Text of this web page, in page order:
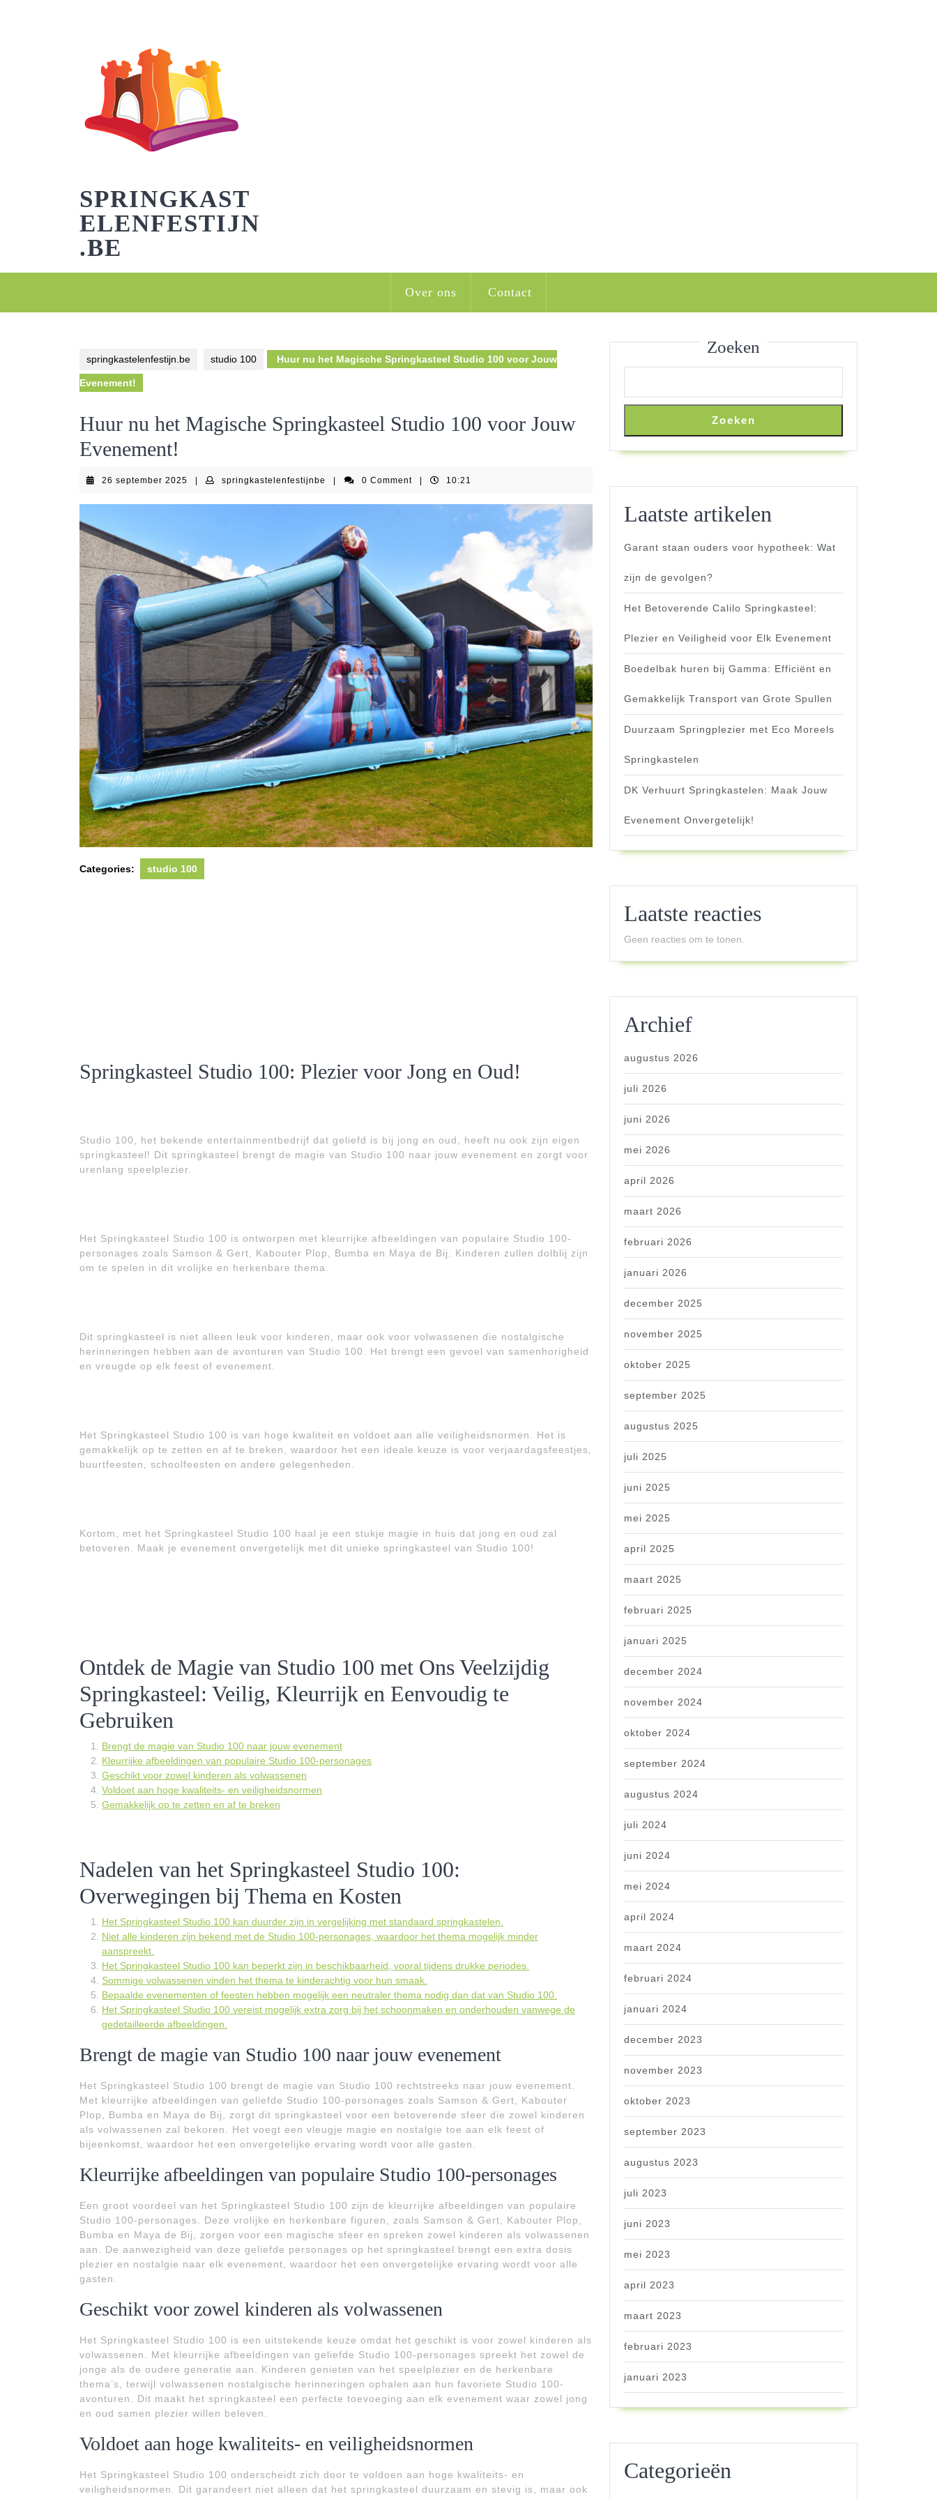
SPRINGKAST
ELENFESTIJN
.BE
Over ons Contact
springkastelenfestijn.be studio 100 Huur nu het Magische Springkasteel Studio 100 voor Jouw
Evenement!
Huur nu het Magische Springkasteel Studio 100 voor Jouw
Evenement!
26 september 2025 26
2025
springkastelenfestijnbe springkastelenfestijnbe
0 Comment 10:21
Categories: studio 100
Springkasteel Studio 100: Plezier voor Jong en Oud!
Studio 100, het bekende entertainmentbedrijf dat geliefd is bij jong en oud, heeft nu ook zijn eigen
springkasteel! Dit springkasteel brengt de magie van Studio 100 naar jouw evenement en zorgt voor
urenlang speelplezier.
Het Springkasteel Studio 100 is ontworpen met kleurrijke afbeeldingen van populaire Studio 100-
personages zoals Samson & Gert, Kabouter Plop, Bumba en Maya de Bij. Kinderen zullen dolblij zijn
om te spelen in dit vrolijke en herkenbare thema.
Dit springkasteel is niet alleen leuk voor kinderen, maar ook voor volwassenen die nostalgische
herinneringen hebben aan de avonturen van Studio 100. Het brengt een gevoel van samenhorigheid
en vreugde op elk feest of evenement.
Het Springkasteel Studio 100 is van hoge kwaliteit en voldoet aan alle veiligheidsnormen. Het is
gemakkelijk op te zetten en af te breken, waardoor het een ideale keuze is voor verjaardagsfeestjes,
buurtfeesten, schoolfeesten en andere gelegenheden.
Kortom, met het Springkasteel Studio 100 haal je een stukje magie in huis dat jong en oud zal
betoveren. Maak je evenement onvergetelijk met dit unieke springkasteel van Studio 100!
Ontdek de Magie van Studio 100 met Ons Veelzijdig
Springkasteel: Veilig, Kleurrijk en Eenvoudig te
Gebruiken
Brengt de magie van Studio 100 naar jouw evenement
Kleurrijke afbeeldingen van populaire Studio 100-personages
Geschikt voor zowel kinderen als volwassenen
Voldoet aan hoge kwaliteits- en veiligheidsnormen
Gemakkelijk op te zetten en af te breken
Nadelen van het Springkasteel Studio 100:
Overwegingen bij Thema en Kosten
Het Springkasteel Studio 100 kan duurder zijn in vergelijking met standaard springkastelen.
Niet alle kinderen zijn bekend met de Studio 100-personages, waardoor het thema mogelijk minder
aanspreekt.
Het Springkasteel Studio 100 kan beperkt zijn in beschikbaarheid, vooral tijdens drukke periodes.
Sommige volwassenen vinden het thema te kinderachtig voor hun smaak.
Bepaalde evenementen of feesten hebben mogelijk een neutraler thema nodig dan dat van Studio 100.
Het Springkasteel Studio 100 vereist mogelijk extra zorg bij het schoonmaken en onderhouden vanwege de
gedetailleerde afbeeldingen.
Brengt de magie van Studio 100 naar jouw evenement
Het Springkasteel Studio 100 brengt de magie van Studio 100 rechtstreeks naar jouw evenement.
Met kleurrijke afbeeldingen van geliefde Studio 100-personages zoals Samson & Gert, Kabouter
Plop, Bumba en Maya de Bij, zorgt dit springkasteel voor een betoverende sfeer die zowel kinderen
als volwassenen zal bekoren. Het voegt een vleugje magie en nostalgie toe aan elk feest of
bijeenkomst, waardoor het een onvergetelijke ervaring wordt voor alle gasten.
Kleurrijke afbeeldingen van populaire Studio 100-personages
Een groot voordeel van het Springkasteel Studio 100 zijn de kleurrijke afbeeldingen van populaire
Studio 100-personages. Deze vrolijke en herkenbare figuren, zoals Samson & Gert, Kabouter Plop,
Bumba en Maya de Bij, zorgen voor een magische sfeer en spreken zowel kinderen als volwassenen
aan. De aanwezigheid van deze geliefde personages op het springkasteel brengt een extra dosis
plezier en nostalgie naar elk evenement, waardoor het een onvergetelijke ervaring wordt voor alle
gasten.
Geschikt voor zowel kinderen als volwassenen
Het Springkasteel Studio 100 is een uitstekende keuze omdat het geschikt is voor zowel kinderen als
volwassenen. Met kleurrijke afbeeldingen van geliefde Studio 100-personages spreekt het zowel de
jonge als de oudere generatie aan. Kinderen genieten van het speelplezier en de herkenbare
thema’s, terwijl volwassenen nostalgische herinneringen ophalen aan hun favoriete Studio 100-
avonturen. Dit maakt het springkasteel een perfecte toevoeging aan elk evenement waar zowel jong
en oud samen plezier willen beleven.
Voldoet aan hoge kwaliteits- en veiligheidsnormen
Het Springkasteel Studio 100 onderscheidt zich door te voldoen aan hoge kwaliteits- en
veiligheidsnormen. Dit garandeert niet alleen dat het springkasteel duurzaam en stevig is, maar ook
Zoeken
Zoeken
Laatste artikelen
Garant staan ouders voor hypotheek: Wat
zijn de gevolgen?
Het Betoverende Calilo Springkasteel:
Plezier en Veiligheid voor Elk Evenement
Boedelbak huren bij Gamma: Efficiënt en
Gemakkelijk Transport van Grote Spullen
Duurzaam Springplezier met Eco Moreels
Springkastelen
DK Verhuurt Springkastelen: Maak Jouw
Evenement Onvergetelijk!
Laatste reacties
Geen reacties om te tonen.
Archief
augustus 2026
juli 2026
juni 2026
mei 2026
april 2026
maart 2026
februari 2026
januari 2026
december 2025
november 2025
oktober 2025
september 2025
augustus 2025
juli 2025
juni 2025
mei 2025
april 2025
maart 2025
februari 2025
januari 2025
december 2024
november 2024
oktober 2024
september 2024
augustus 2024
juli 2024
juni 2024
mei 2024
april 2024
maart 2024
februari 2024
januari 2024
december 2023
november 2023
oktober 2023
september 2023
augustus 2023
juli 2023
juni 2023
mei 2023
april 2023
maart 2023
februari 2023
januari 2023
Categorieën